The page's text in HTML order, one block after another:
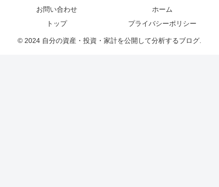
お問い合わせ
ホーム
トップ
プライバシーポリシー
© 2024 自分の資産・投資・家計を公開して分析するブログ.